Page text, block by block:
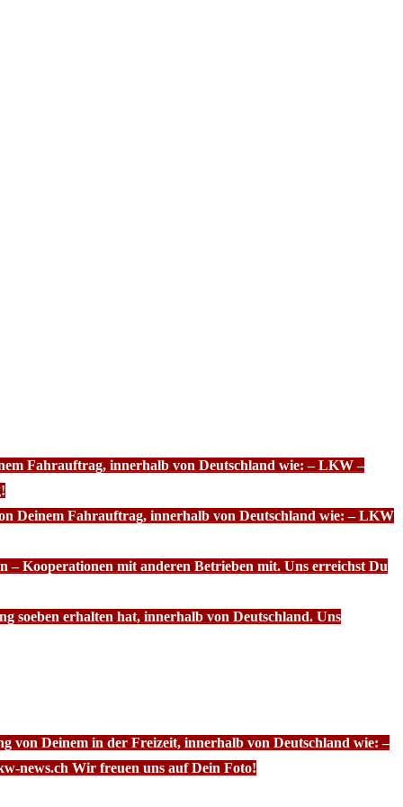
Fahrauftrag, innerhalb von Deutschland wie: – LKW –
Deinem Fahrauftrag, innerhalb von Deutschland wie: – LKW
– Kooperationen mit anderen Betrieben mit. Uns erreichst Du
soeben erhalten hat, innerhalb von Deutschland. Uns
von Deinem in der Freizeit, innerhalb von Deutschland wie: –
news.ch Wir freuen uns auf Dein Foto!